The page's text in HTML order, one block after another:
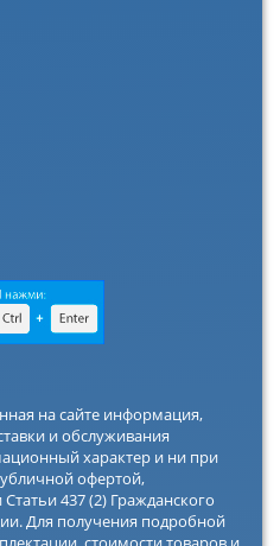
на сайте информация,
и обслуживания
характер и ни при
офертой,
437 (2) Гражданского
Для получения подробной